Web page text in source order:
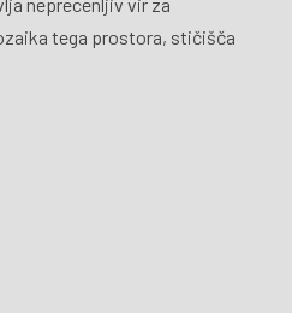
neprecenljiv vir za
tega prostora, stičišča